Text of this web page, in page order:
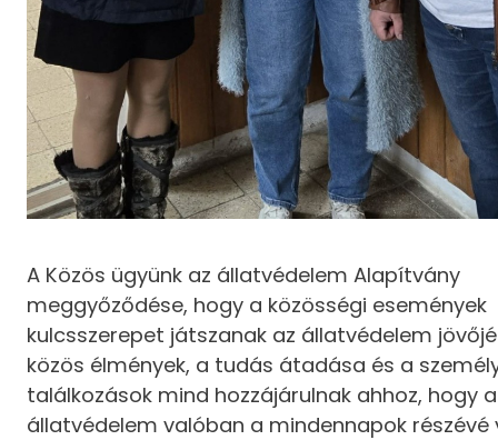
A Közös ügyünk az állatvédelem Alapítvány
meggyőződése, hogy a közösségi események
kulcsszerepet játszanak az állatvédelem
közös élmények, a tudás átadása és a
találkozások mind hozzájárulnak ahhoz, hogy
állatvédelem valóban a mindennapok részévé